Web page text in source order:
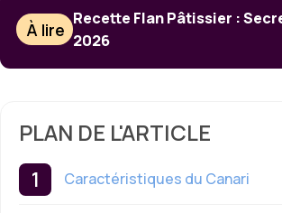
À lire
Recette Flan Pâtissier :
2026
PLAN DE L'ARTICLE
Caractéristiques du Canari